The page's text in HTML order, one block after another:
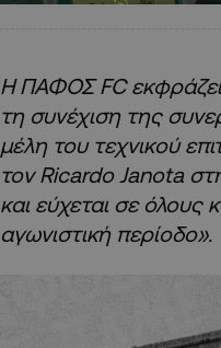
Η ΠΑΦΟΣ FC εκφράζει
τη συνέχιση της
μέλη του τεχνικού
τον Ricardo Janota
και εύχεται σε όλους
αγωνιστική περίοδο».